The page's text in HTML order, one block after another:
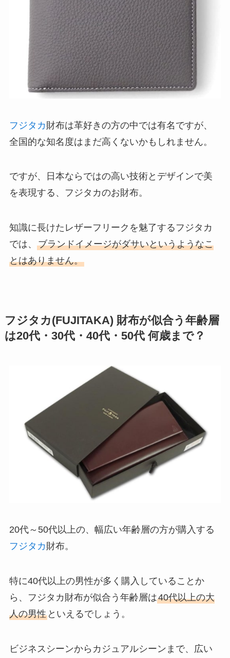
フジタカ財布は革好きの方の中では有名ですが、
全国的な知名度はまだ高くないかもしれません。
ですが、日本ならではの高い技術とデザインで美
を表現する、フジタカのお財布。
知識に長けたレザーフリークを魅了するフジタカ
では、 ブランドイメージがダサいというようなこ
とはありません。
フジタカ(FUJITAKA) 財布が似合う年齢層
は20代・30代・40代・50代 何歳まで？
20代～50代以上の、幅広い年齢層の方が購入する
フジタカ財布。
特に40代以上の男性が多く購入していることか
ら、フジタカ財布が似合う年齢層は40代以上の大
人の男性といえるでしょう。
ビジネスシーンからカジュアルシーンまで、広い